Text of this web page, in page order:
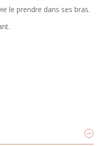
le prendre dans ses bras.